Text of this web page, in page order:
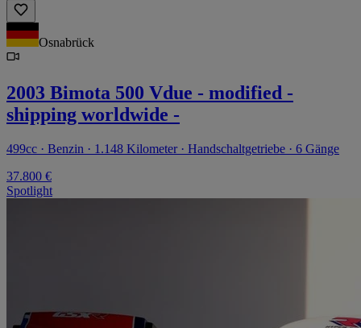
Osnabrück
2003 Bimota 500 Vdue - modified -
shipping worldwide -
499cc · Benzin · 1.148 Kilometer · Handschaltgetriebe · 6 Gänge
37.800 €
Spotlight